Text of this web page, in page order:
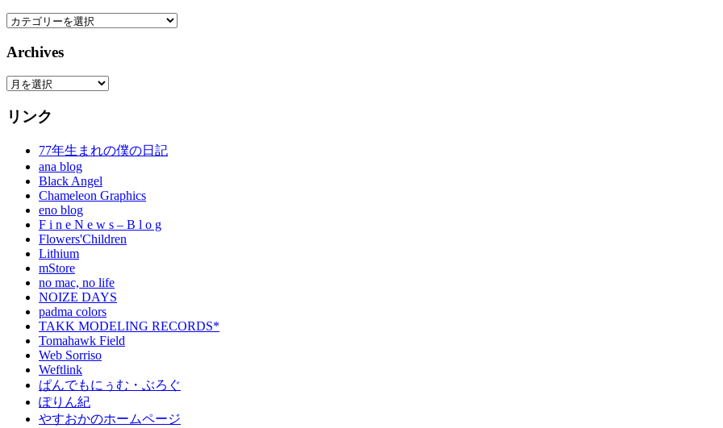
Category
Archives
Archives
リンク
77年生まれの僕の日記
ana blog
Black Angel
Chameleon Graphics
eno blog
F i n e N e w s – B l o g
Flowers'Children
Lithium
mStore
no mac, no life
NOIZE DAYS
padma colors
TAKK MODELING RECORDS*
Tomahawk Field
Web Sorriso
Weftlink
ぱんでもにぅむ・ぶろぐ
ぽりん紀
やすおかのホームページ